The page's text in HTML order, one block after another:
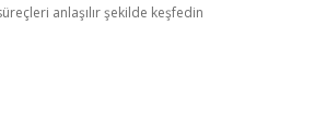
anlaşılır şekilde keşfedin